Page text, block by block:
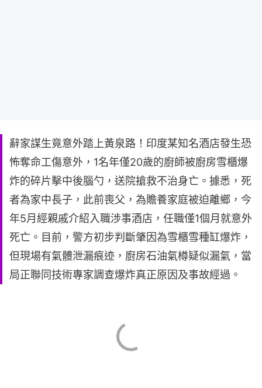
辭家謀生竟意外踏上黃泉路！印度某知名酒店發生恐
怖奪命工傷意外，1名年僅20歲的廚師被廚房雪櫃爆
炸的碎片擊中後腦勺，送院搶救不治身亡。據悉，死
者為家中長子，此前喪父，為贍養家庭被迫離鄉，今
年5月經親戚介紹入職涉事酒店，任職僅1個月就意外
死亡。目前，警方初步判斷肇因為雪櫃雪種缸爆炸，
但現場有氣體泄漏痕迹，廚房石油氣樽疑似漏氣，當
局正聯同技術專家調查爆炸真正原因及事故經過。